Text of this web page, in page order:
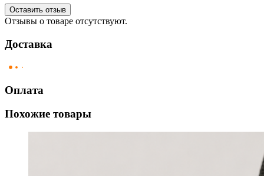
Оставить отзыв
Отзывы о товаре отсутствуют.
Доставка
Оплата
Похожие товары